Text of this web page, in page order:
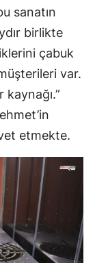
sanatın
birlikte
çabuk
var.
etmekte.